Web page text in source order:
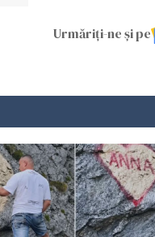
Urmăriți-ne și pe